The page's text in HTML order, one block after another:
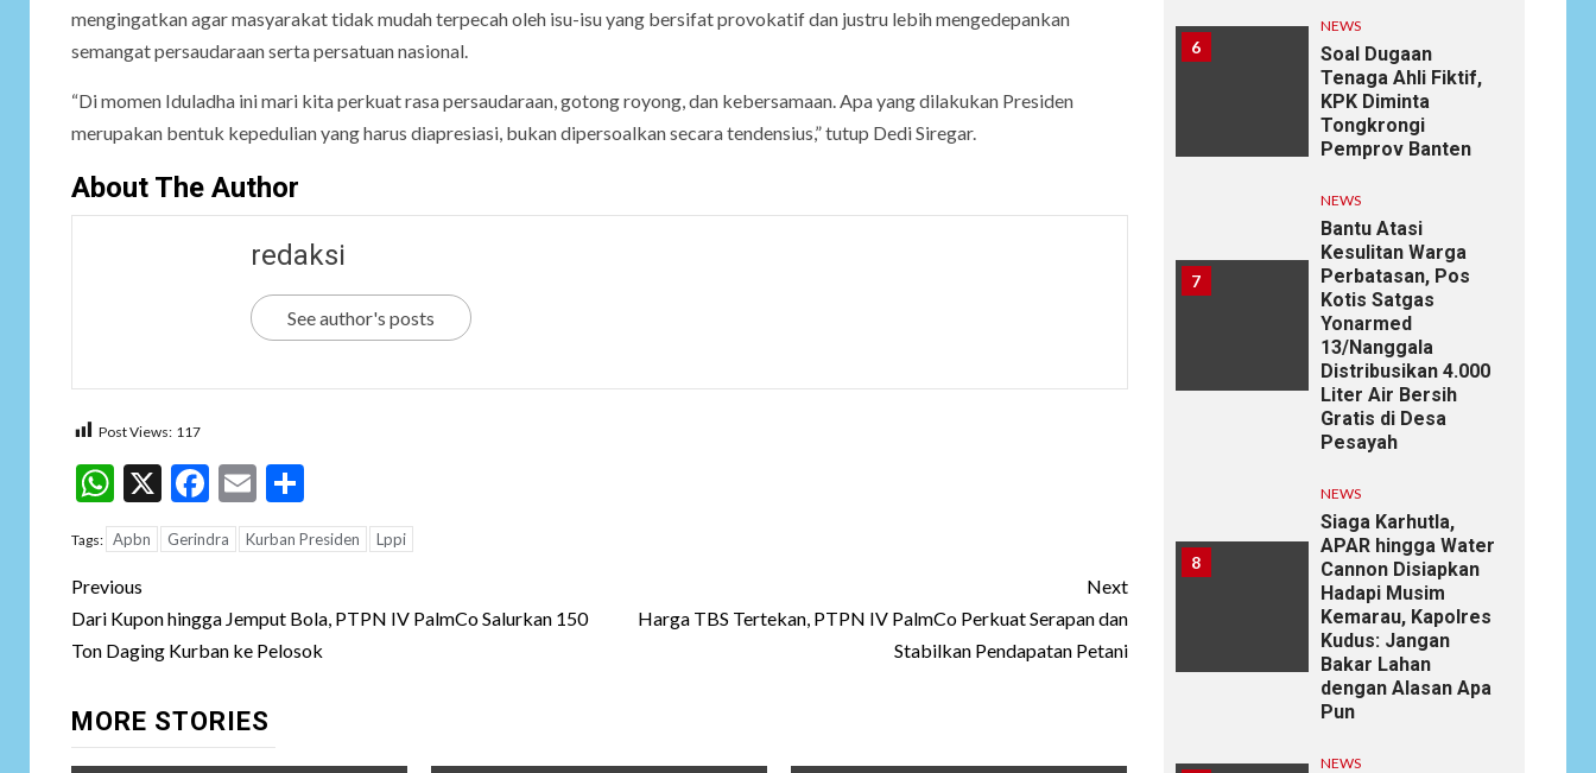
mengingatkan agar masyarakat tidak mudah terpecah oleh isu-isu yang bersifat provokatif dan justru lebih mengedepankan
semangat persaudaraan serta persatuan nasional.
“Di momen Iduladha ini mari kita perkuat rasa persaudaraan, gotong royong, dan kebersamaan. Apa yang dilakukan Presiden
merupakan bentuk kepedulian yang harus diapresiasi, bukan dipersoalkan secara tendensius,” tutup Dedi Siregar.
About The Author
redaksi
See author's posts
Post Views: 117
WhatsApp
X Facebook
Email
Tags: Apbn Gerindra Kurban Presiden Lppi
Post
navigation
Previous
Dari Kupon hingga Jemput Bola, PTPN IV PalmCo Salurkan 150
Ton Daging Kurban ke Pelosok
Next
Harga TBS Tertekan, PTPN IV PalmCo Perkuat Serapan dan
Stabilkan Pendapatan Petani
MORE STORIES
6
NEWS
Soal Dugaan
Tenaga Ahli Fiktif,
KPK Diminta
Tongkrongi
Pemprov Banten
7
NEWS
Bantu Atasi
Kesulitan Warga
Perbatasan, Pos
Kotis Satgas
Yonarmed
13/Nanggala
Distribusikan 4.000
Liter Air Bersih
Gratis di Desa
Pesayah
8
NEWS
Siaga Karhutla,
APAR hingga Water
Cannon Disiapkan
Hadapi Musim
Kemarau, Kapolres
Kudus: Jangan
Bakar Lahan
dengan Alasan Apa
Pun
NEWS